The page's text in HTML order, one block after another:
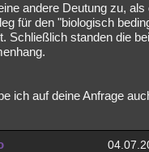
andere Deutung zu,
für den "biologisch
Schließlich standen die
ich auf deine Anfrage